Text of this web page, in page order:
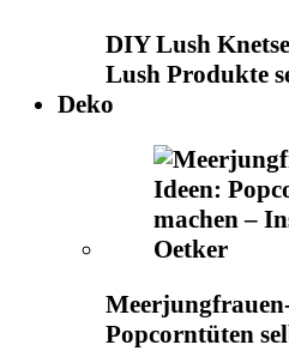
DIY Lush
Lush Produkte
Deko
Popcorntüten